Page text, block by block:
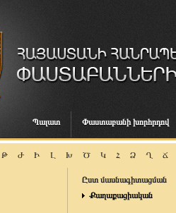
Պալատ Փաստաբանի խորհրդով
Թ Ժ Ի Լ Խ Ծ Կ Հ Ձ Ղ Ճ
Ըստ մասնագիտացման
Քաղաքացիական